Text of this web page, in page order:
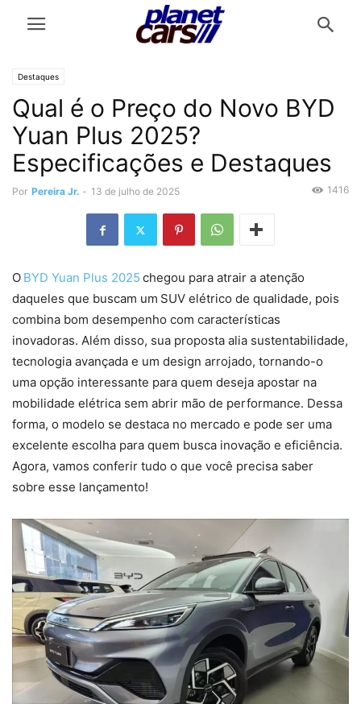
Destaques
Qual é o Preço do Novo BYD
Yuan Plus 2025?
Especificações e Destaques
Por Pereira Jr. - 13 de julho de 2025 1416
O BYD Yuan Plus 2025 chegou para atrair a atenção
daqueles que buscam um SUV elétrico de qualidade, pois
combina bom desempenho com características
inovadoras. Além disso, sua proposta alia sustentabilidade,
tecnologia avançada e um design arrojado, tornando-o
uma opção interessante para quem deseja apostar na
mobilidade elétrica sem abrir mão de performance. Dessa
forma, o modelo se destaca no mercado e pode ser uma
excelente escolha para quem busca inovação e eficiência.
Agora, vamos conferir tudo o que você precisa saber
sobre esse lançamento!